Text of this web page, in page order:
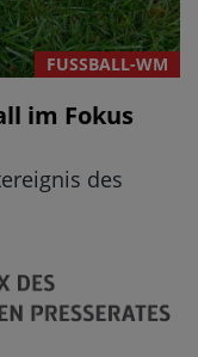
FUSSBALL-WM
im Fokus
des